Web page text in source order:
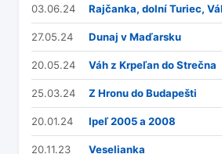
03.06.24 Rajčanka, dolní Turiec,
27.05.24 Dunaj v Maďarsku
20.05.24 Váh z Krpeľan do Strečna
25.03.24 Z Hronu do Budapešti
20.01.24 Ipeľ 2005 a 2008
20.11.23 Veselianka